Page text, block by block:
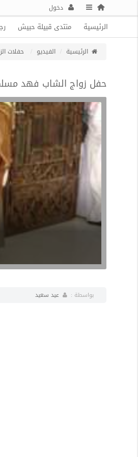
دخول
الرئيسية منتدى قبيلة حبيش
الرئيسية الفيديو حفلات
حفل زواج الشاب فهد
بواسطة : عيد سعيد